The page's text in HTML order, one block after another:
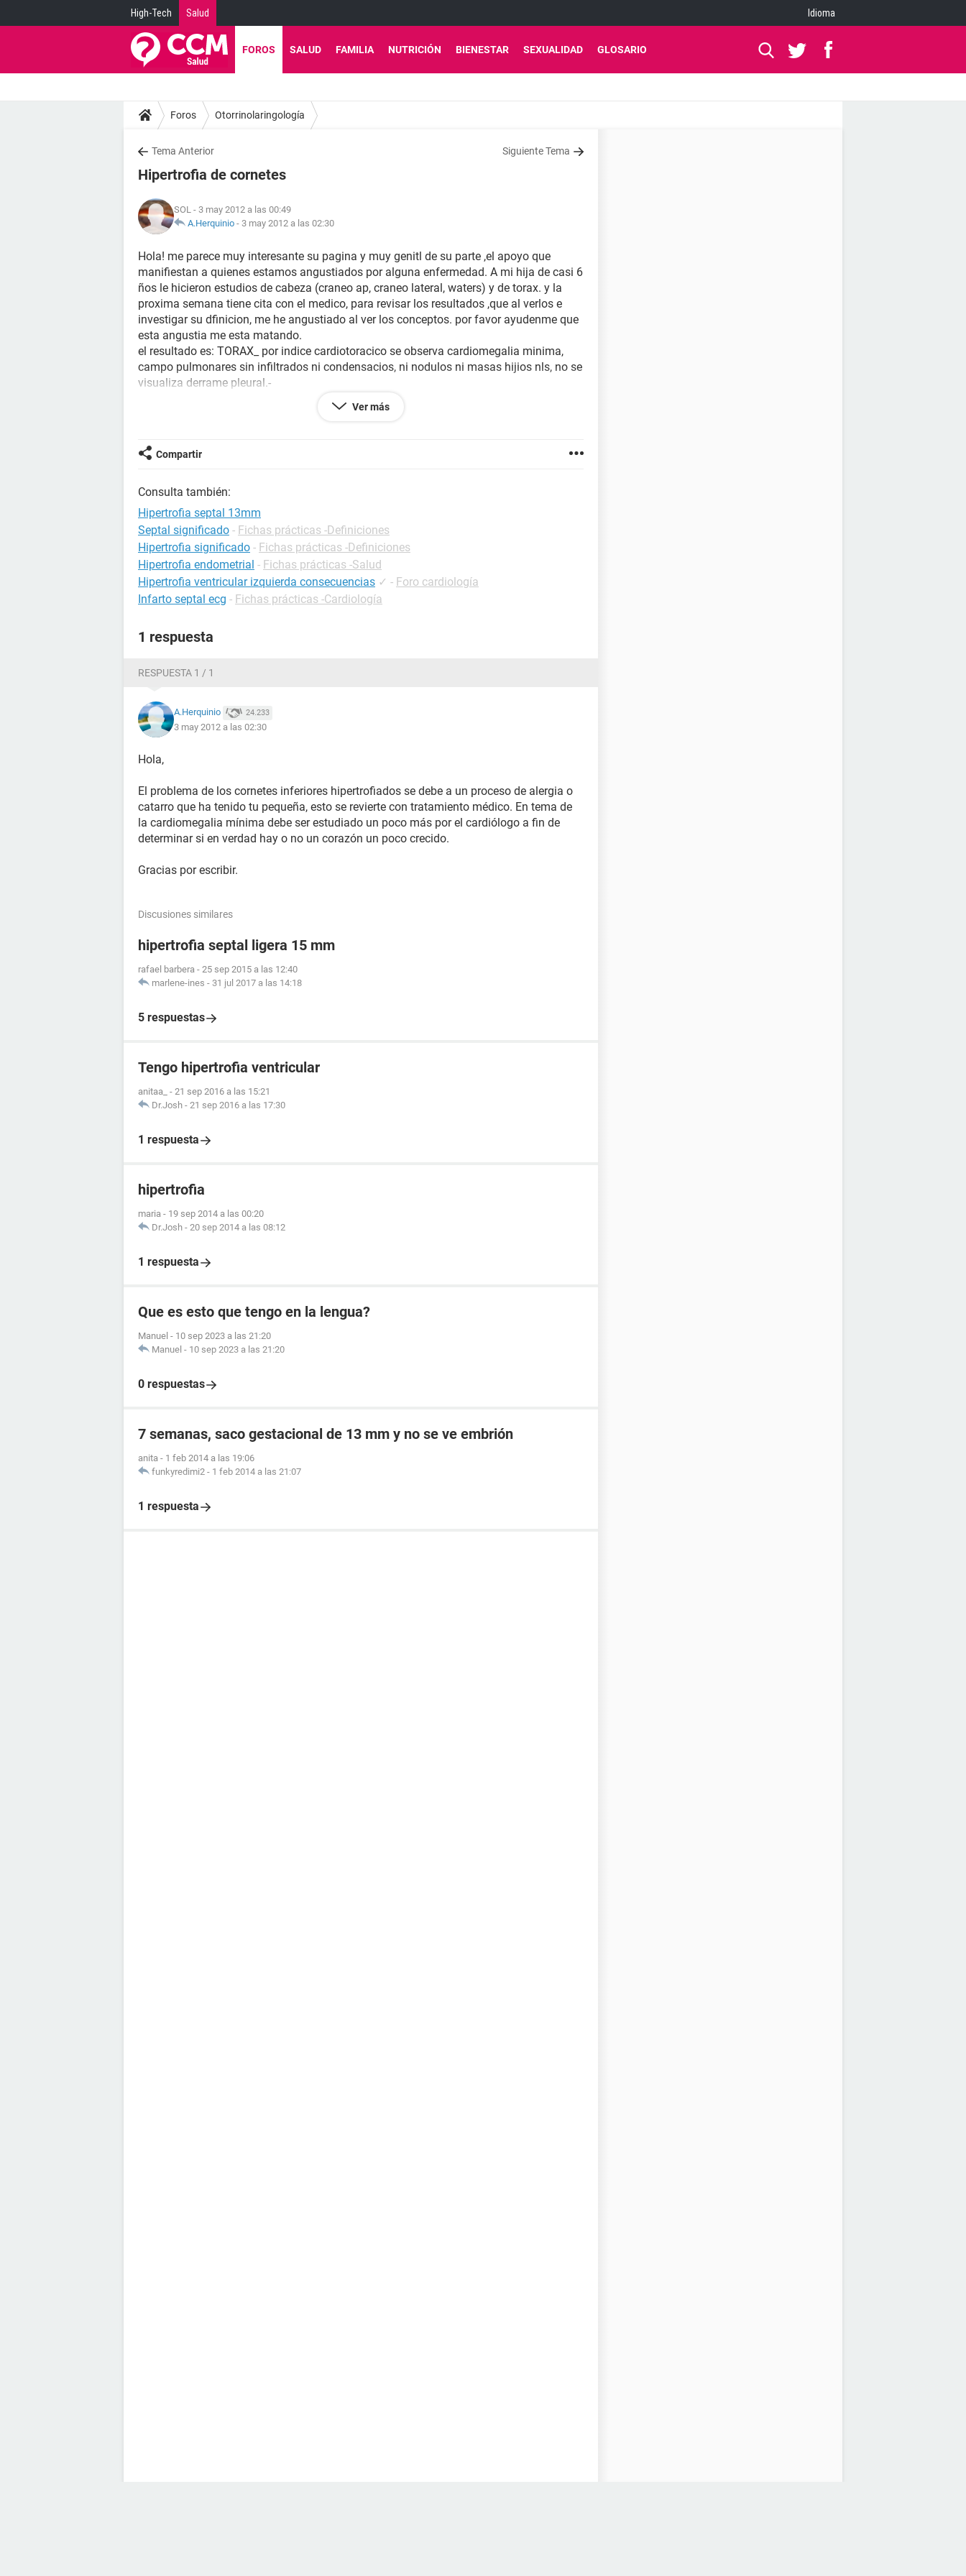
High-Tech Salud Idioma
FOROS SALUD FAMILIA NUTRICIÓN BIENESTAR SEXUALIDAD GLOSARIO
Foros Otorrinolaringología
Tema Anterior Siguiente Tema
Hipertrofia de cornetes
SOL - 3 may 2012 a las 00:49
A.Herquinio - 3 may 2012 a las 02:30
Hola! me parece muy interesante su pagina y muy genitl de su parte ,el apoyo que
manifiestan a quienes estamos angustiados por alguna enfermedad. A mi hija de casi 6
ños le hicieron estudios de cabeza (craneo ap, craneo lateral, waters) y de torax. y la
proxima semana tiene cita con el medico, para revisar los resultados ,que al verlos e
investigar su dfinicion, me he angustiado al ver los conceptos. por favor ayudenme que
esta angustia me esta matando.
el resultado es: TORAX_ por indice cardiotoracico se observa cardiomegalia minima,
campo pulmonares sin infiltrados ni condensacios, ni nodulos ni masas hijios nls, no se
visualiza derrame pleural.-
SPN_ Se obser an senos maxilares, region etpmoidales y frontales con adecuada
Me preocupa esto de los cornetes inferiores y la cardiomegalia minima.
SU VALIOSA ATENCION Y AYUDA!!!!
Ver más
Compartir
Consulta también:
Hipertrofia septal 13mm
Septal significado - Fichas prácticas -Definiciones
Hipertrofia significado - Fichas prácticas -Definiciones
Hipertrofia endometrial - Fichas prácticas -Salud
Hipertrofia ventricular izquierda consecuencias ✓ - Foro cardiología
Infarto septal ecg - Fichas prácticas -Cardiología
1 respuesta
RESPUESTA 1 / 1
A.Herquinio 24.233
3 may 2012 a las 02:30
Hola,
El problema de los cornetes inferiores hipertrofiados se debe a un proceso de alergia o
catarro que ha tenido tu pequeña, esto se revierte con tratamiento médico. En tema de
la cardiomegalia mínima debe ser estudiado un poco más por el cardiólogo a fin de
determinar si en verdad hay o no un corazón un poco crecido.
Gracias por escribir.
Discusiones similares
hipertrofia septal ligera 15 mm
rafael barbera - 25 sep 2015 a las 12:40
marlene-ines - 31 jul 2017 a las 14:18
5 respuestas
Tengo hipertrofia ventricular
anitaa_ - 21 sep 2016 a las 15:21
Dr.Josh - 21 sep 2016 a las 17:30
1 respuesta
hipertrofia
maria - 19 sep 2014 a las 00:20
Dr.Josh - 20 sep 2014 a las 08:12
1 respuesta
Que es esto que tengo en la lengua?
Manuel - 10 sep 2023 a las 21:20
Manuel - 10 sep 2023 a las 21:20
0 respuestas
7 semanas, saco gestacional de 13 mm y no se ve embrión
anita - 1 feb 2014 a las 19:06
funkyredimi2 - 1 feb 2014 a las 21:07
1 respuesta